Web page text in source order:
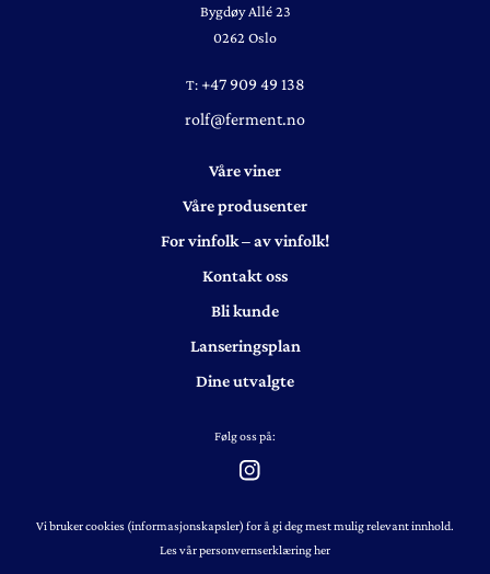
Bygdøy Allé 23
0262 Oslo
T: +47 909 49 138
rolf@ferment.no
Våre viner
Våre produsenter
For vinfolk – av vinfolk!
Kontakt oss
Bli kunde
Lanseringsplan
Dine utvalgte
Følg oss på:
Vi bruker cookies (informasjonskapsler) for å gi deg mest mulig relevant innhold.
Les vår personvernserklæring her